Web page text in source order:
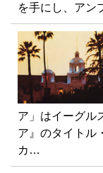
を手にし、アン
ア」はイーグル
ア』のタイトル
カ…